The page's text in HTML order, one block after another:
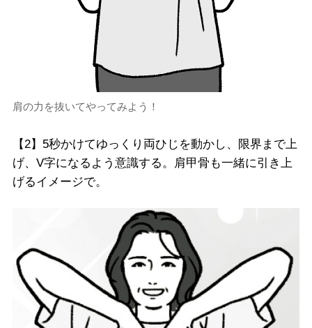
肩の力を抜いてやってみよう！
【2】5秒かけてゆっくり両ひじを動かし、限界まで上
げ、V字になるよう意識する。肩甲骨も一緒に引き上
げるイメージで。